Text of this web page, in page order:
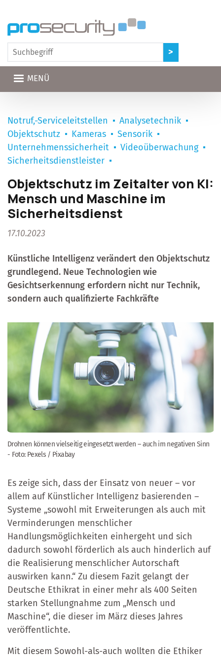
MENÜ
Notruf,-Serviceleitstellen
Analysetechnik
Objektschutz
Kameras
Sensorik
Unternehmenssicherheit
Videoüberwachung
Sicherheitsdienstleister
Objektschutz im Zeitalter von KI:
Mensch und Maschine im
Sicherheitsdienst
17.10.2023
Künstliche Intelligenz verändert den Objektschutz
grundlegend. Neue Technologien wie
Gesichtserkennung erfordern nicht nur Technik,
sondern auch qualifizierte Fachkräfte
Drohnen können vielseitig eingesetzt werden – auch im negativen Sinn
- Foto: Pexels / Pixabay
Es zeige sich, dass der Einsatz von neuer – vor
allem auf Künstlicher Intelligenz basierenden –
Systeme „sowohl mit Erweiterungen als auch mit
Verminderungen menschlicher
Handlungsmöglichkeiten einhergeht und sich
dadurch sowohl förderlich als auch hinderlich auf
die Realisierung menschlicher Autorschaft
auswirken kann.“ Zu diesem Fazit gelangt der
Deutsche Ethikrat in einer mehr als 400 Seiten
starken Stellungnahme zum „Mensch und
Maschine“, die dieser im März dieses Jahres
veröffentlichte.
Mit diesem Sowohl-als-auch wollten die Ethiker